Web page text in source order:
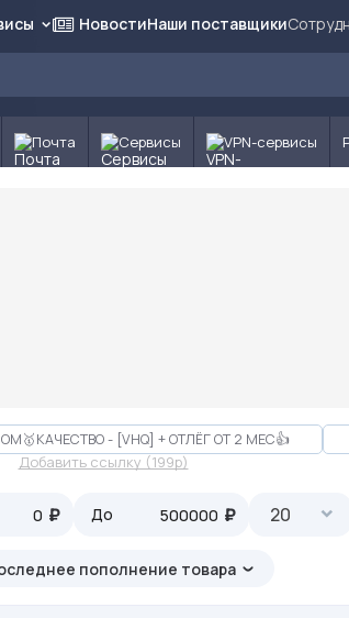
НовостиНаши поставщики
Почта Сервисы VPN-сервисы
- [VHQ] + ОТЛЁГ ОТ 2 МЕС👍
Добавить ссылку (199p)
₽ До ₽ 20
пополнение товара